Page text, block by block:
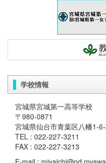
学校情報
宮城県宮城第一高等学校
〒980-0871
宮城県仙台市青葉区八幡1-
TEL : 022-227-3211
FAX : 022-227-3213